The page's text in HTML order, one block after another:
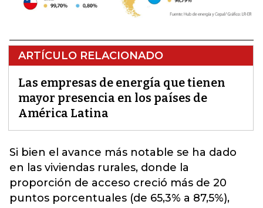
ARTÍCULO RELACIONADO
Las empresas de energía que tienen
mayor presencia en los países de
América Latina
Si bien el avance más notable se ha dado
en las viviendas rurales, donde la
proporción de acceso creció más de 20
puntos porcentuales (de 65,3% a 87,5%),